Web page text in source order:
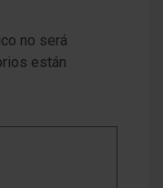
no será
están